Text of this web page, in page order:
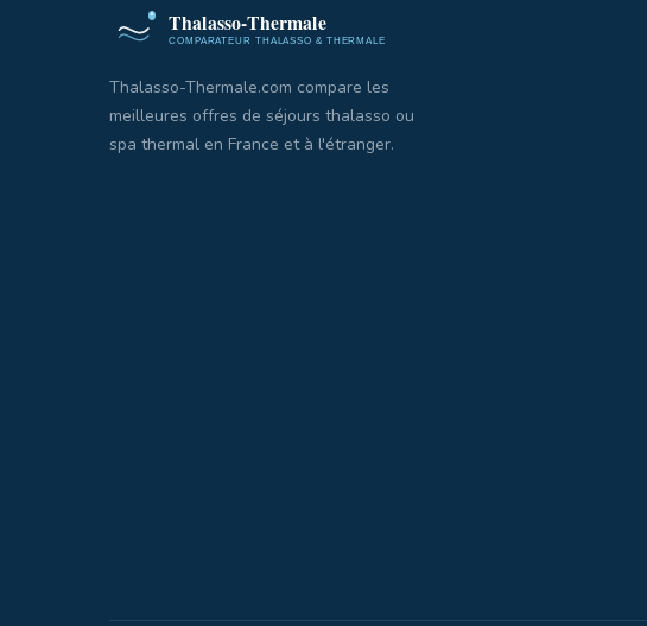
Thalasso-Thermale.com compare les
meilleures offres de séjours thalasso ou
spa thermal en France et à l'étranger.